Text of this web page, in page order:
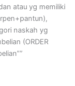
atau yg memiliki
naskah yg
(ORDER